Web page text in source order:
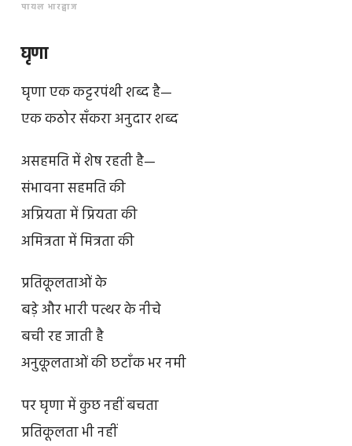
पायल भारद्वाज
घृणा
घृणा एक कट्टरपंथी शब्द है—
एक कठोर सँकरा अनुदार शब्द
असहमति में शेष रहती है—
संभावना सहमति की
अप्रियता में प्रियता की
अमित्रता में मित्रता की
प्रतिकूलताओं के
बड़े और भारी पत्थर के नीचे
बची रह जाती है
अनुकूलताओं की छटाँक भर नमी
पर घृणा में कुछ नहीं बचता
प्रतिकूलता भी नहीं